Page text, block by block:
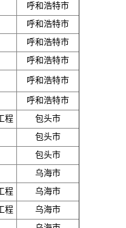
呼和浩特市
呼和浩特市
呼和浩特市
呼和浩特市
呼和浩特市
呼和浩特市
程
包头市
包头市
包头市
乌海市
程
乌海市
程
乌海市